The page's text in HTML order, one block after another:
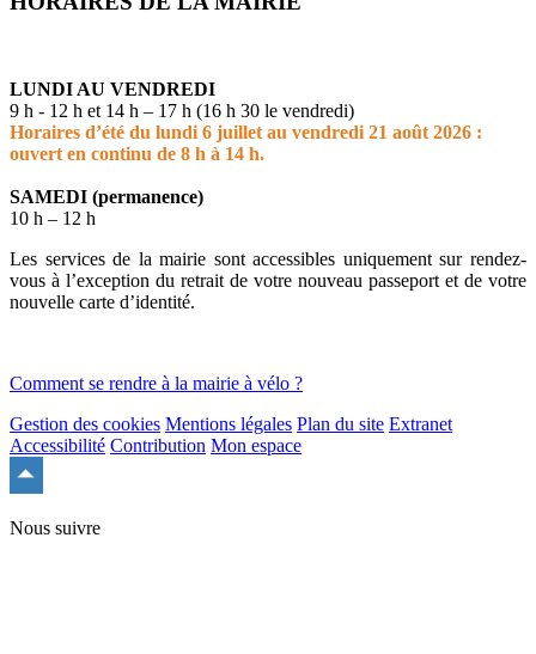
LUNDI AU VENDREDI
9 h - 12 h et 14 h – 17 h (16 h 30 le vendredi)
Horaires d’été du lundi 6 juillet au vendredi 21 août 2026 :
ouvert en continu de 8 h à 14 h.
SAMEDI (permanence)
10 h – 12 h
Les services de la mairie sont accessibles uniquement sur rendez-
vous à l’exception du retrait de votre nouveau passeport et de votre
nouvelle carte d’identité.
Comment se rendre à la mairie à vélo ?
Gestion des cookies Mentions légales Plan du site Extranet
Accessibilité Contribution Mon espace
du
Nous suivre